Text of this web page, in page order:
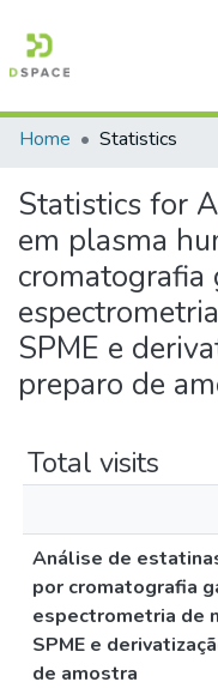
All of DSpace
Home Statistics
Statistics for
em plasma
cromatografia
SPME e
preparo de
Total visits
Análise de
por cromatografia
espectrometria de
SPME e
de amostra